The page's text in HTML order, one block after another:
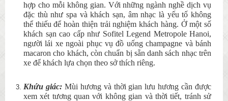
hợp cho mỗi không gian. Với những ngành nghề dịch vụ
đặc thù như spa và khách sạn, âm nhạc là yếu tố không
thể thiếu để hoàn thiện trải nghiệm khách hàng. Ở một số
khách sạn cao cấp như Sofitel Legend Metropole Hanoi,
người lái xe ngoài phục vụ đồ uống champagne và bánh
macaron cho khách, còn chuẩn bị sẵn danh sách nhạc trên
xe để khách lựa chọn theo sở thích riêng.
Khứu giác:Mùi hương và thời gian lưu hương cần được
xem xét tương quan với không gian và thời tiết, tránh sử